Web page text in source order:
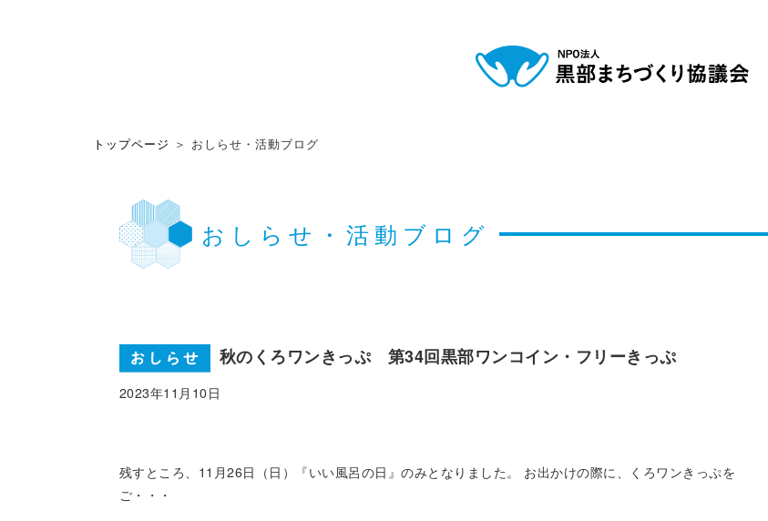
トップページ ＞ おしらせ・活動ブログ
おしらせ・活動ブログ
秋のくろワンきっぷ 第34回黒部ワンコイン・フリーきっぷ
2023年11月10日
残すところ、11月26日（日）『いい風呂の日』のみとなりました。 お出かけの際に、くろワンきっぷを
ご・・・